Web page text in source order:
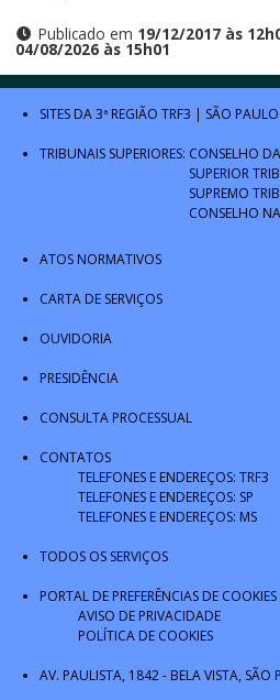
Publicado em 19/12/2017 às
04/08/2026 às 15h01
SITES DA 3ª REGIÃO TRF3 | SÃO PAULO
TRIBUNAIS SUPERIORES: CONSELHO
SUPERIOR
SUPREMO
CONSELHO
ATOS NORMATIVOS
CARTA DE SERVIÇOS
OUVIDORIA
PRESIDÊNCIA
CONSULTA PROCESSUAL
CONTATOS
TELEFONES E ENDEREÇOS: TRF3
TELEFONES E ENDEREÇOS: SP
TELEFONES E ENDEREÇOS: MS
TODOS OS SERVIÇOS
PORTAL DE PREFERÊNCIAS DE COOKIES
AVISO DE PRIVACIDADE
POLÍTICA DE COOKIES
AV. PAULISTA, 1842 - BELA VISTA,